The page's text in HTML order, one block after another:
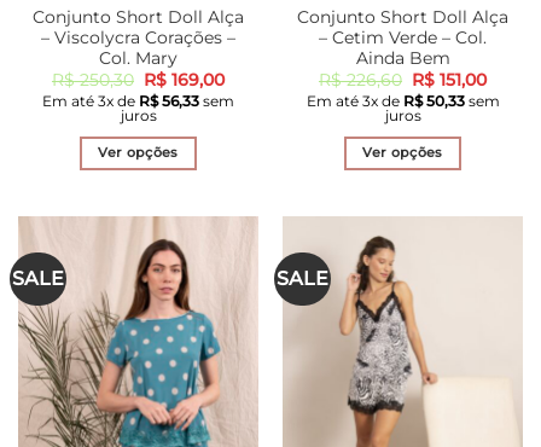
Conjunto Short Doll Alça
– Viscolycra Corações –
Col. Mary
R$250,30 O
preço
original
era:
R$ 250,30.
R$ 169,00O
preço
atual
Em até 3x de R$56,33 sem
juros
Ver opções
várias
variantes.
As
opções
podem
ser
escolhidas
na
Conjunto Short Doll Alça
– Cetim Verde – Col.
Ainda Bem
R$226,60 O
preço
original
era:
R$ 226,60.
R$ 151,00O
preço
atual
Em até 3x de R$50,33sem
juros
Ver opções
variantes.
As
opções
podem
ser
escolhidas
SALE SALE